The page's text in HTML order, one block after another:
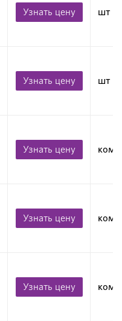
Узнать цену шт
Узнать цену шт
Узнать цену
Узнать цену
Узнать цену